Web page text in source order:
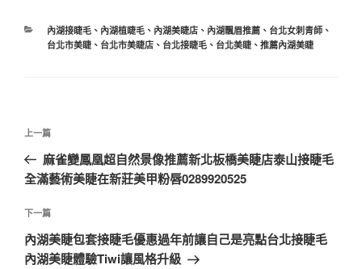
分
類
內湖接睫毛、 內湖植睫毛、 內湖美睫店、 內湖飄眉推薦、 台北女刺青師、
台北市美睫、 台北市美睫店、 台北接睫毛、 台北美睫、 推薦內湖美睫
文
導
覽
上
一
篇
章
上一篇
麻雀變鳳凰超自然景像推薦新北板橋美睫店泰山接睫毛
全滿藝術美睫在新莊美甲粉唇0289920525
下
一
篇
下一篇
內湖美睫包套接睫毛優惠過年前讓自己是亮點台北接睫毛
內湖美睫體驗Tiwi讓風格升級